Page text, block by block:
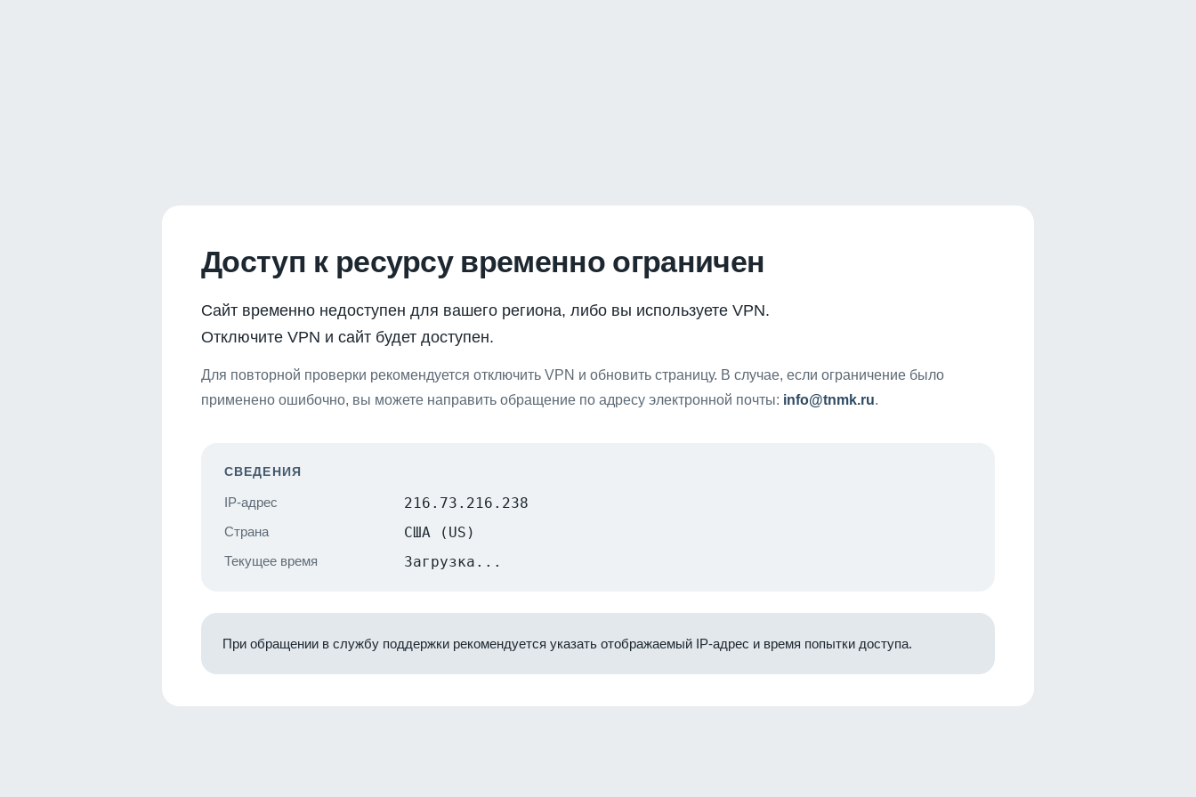
Доступ к ресурсу временно ограничен
Сайт временно недоступен для вашего региона, либо вы используете VPN.
Отключите VPN и сайт будет доступен.
Для повторной проверки рекомендуется отключить VPN и обновить страницу. В случае, если ограничение было
применено ошибочно, вы можете направить обращение по адресу электронной почты: info@tnmk.ru.
СВЕДЕНИЯ
IP-адрес 216.73.216.238
Страна США (US)
Текущее время Загрузка...
При обращении в службу поддержки рекомендуется указать отображаемый IP-адрес и время попытки доступа.